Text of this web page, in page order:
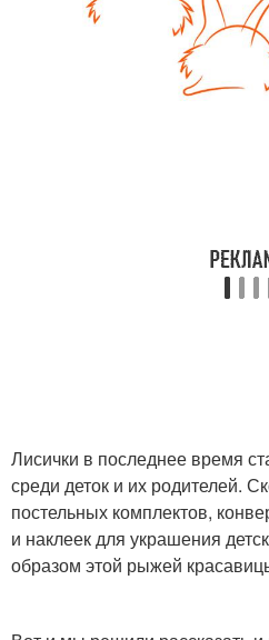
Лисички в последнее время
среди деток и их родителей.
постельных комплектов,
и наклеек для украшения
образом этой рыжей